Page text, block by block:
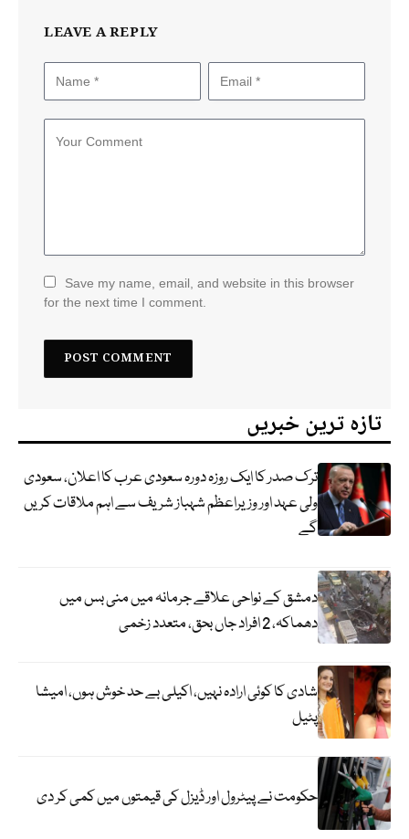
LEAVE A REPLY
Save my name, email, and website in this browser
for the next time I comment.
تازہ ترین خبریں
ترک صدر کا ایک روزہ دورہ سعودی عرب کا اعلان، سعودی
ولی عہد اور وزیراعظم شہباز شریف سے اہم ملاقات کریں
گے
دمشق کے نواحی علاقے جرمانہ میں منی بس میں
دھماکہ، 2 افراد جاں بحق، متعدد زخمی
شادی کا کوئی ارادہ نہیں، اکیلی بے حد خوش ہوں، امیشا
پٹیل
حکومت نے پیٹرول اور ڈیزل کی قیمتوں میں کمی کر دی